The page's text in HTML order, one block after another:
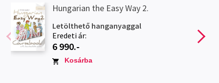
Hungarian the Easy Way 2.
Letölthető hanganyaggal
Eredeti ár:
6 990.-
Kosárba